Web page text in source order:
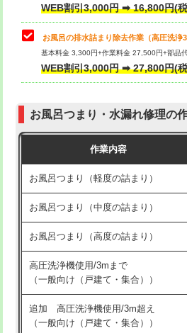
小便器トイレ脱着
その他部品の脱着
交換・取付（タンク）
交換・取付（普通便座）
交換・取付（温水洗浄便座）
交換・取付(単水栓（壁付・デッキ
式）)
交換・取付(混合水栓（壁付・デッキ
式・ワンホール）)
交換・取付(排水栓・排水トラップ
（P/S/ポップアップ））
交換・取付（その他部品）
WEB割引3,000円 ➡ 16,800円(
お風呂の排水詰まり除去作業（高圧洗浄3
基本料金 3,300円+作業料金 27,500円+部品
WEB割引3,000円 ➡ 27,800円(
お風呂つまり・水漏れ修理の
作業内容
お風呂つまり（軽度の詰まり）
お風呂つまり（中度の詰まり）
お風呂つまり（高度の詰まり）
高圧洗浄機使用/3mまで
（一般向け（戸建て・集合））
追加 高圧洗浄機使用/3m超え
（一般向け（戸建て・集合））